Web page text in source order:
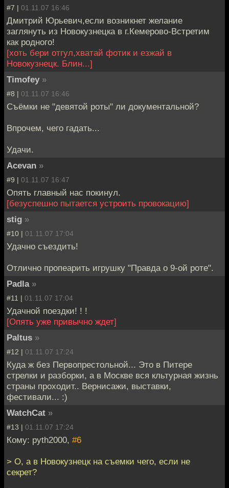
#7 | 01.11.07 16:46
Дмитрий Юрьевич,если возникнет желание
заглянуть из Новокузнецка в г.Кемерово-Встретим
как родного!
[хоть бери отгул,хватай фотик и езжай в
Новокузнецк. Блин...]
Timofey »
#8 | 01.11.07 16:46
Съёмки не "девятой роты" ли документальной?
Впрочем, чего гадать...
Удачи.
Acevan »
#9 | 01.11.07 16:47
Опять главный нас покинул.
[безуспешно пытается устроить провокацию]
stig »
#10 | 01.11.07 17:04
Удачно съездить!
Отлично пропеарить игрушку "Правда о 9-ой роте".
Padla »
#11 | 01.11.07 17:04
Удачной поездки! ! !
[Опять уже привычно ждет]
Paltus »
#12 | 01.11.07 17:24
Куда ж без Первопрестольной... Это в Питере
стрелки и разборки, а в Москве вся кльтурная жизнь
страны проходит.. Вернисажи, выставки,
фестивали... :)
WatchCat »
#13 | 01.11.07 17:24
Кому: pyth2000, #6
> О, а в Новокузнецк на съемки чего, если не
секрет?